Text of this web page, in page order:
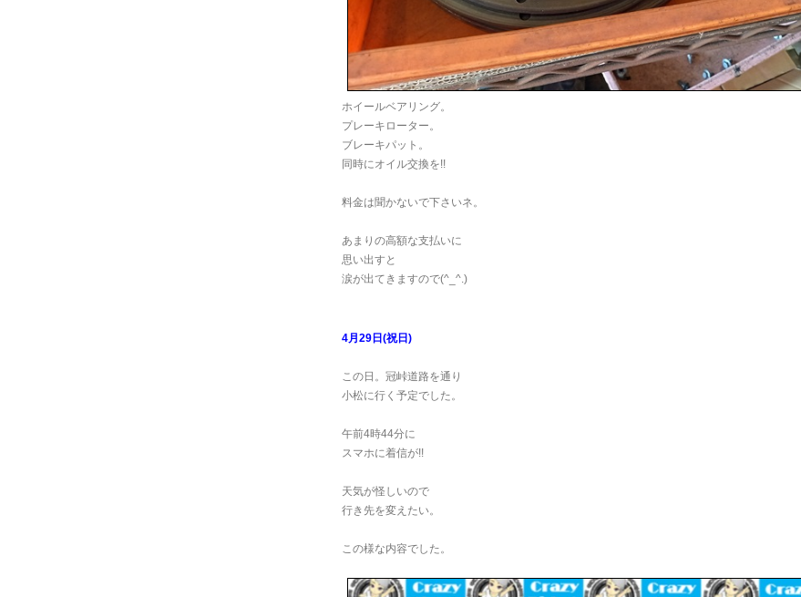
ホイールベアリング。
プレーキローター。
ブレーキパット。
同時にオイル交換を!!
料金は聞かないで下さいネ。
あまりの高額な支払いに
思い出すと
涙が出てきますので(^_^.)
4月29日(祝日)
この日。冠峠道路を通り
小松に行く予定でした。
午前4時44分に
スマホに着信が!!
天気が怪しいので
行き先を変えたい。
この様な内容でした。